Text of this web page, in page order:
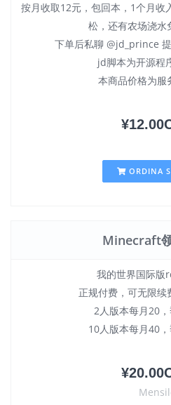
按月收取12元，包回本，1个月收
松，还有农场浇水
下单后私聊 @jd_prince
jd脚本为开源程
本商品价格为服
ORDINA
Minecraft
我的世界国际版
正规付费，可无限续
2人版本每月20
10人版本每月40